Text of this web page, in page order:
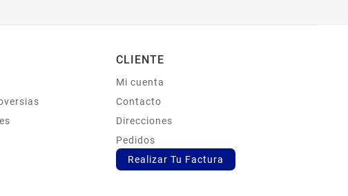
CLIENTE
Mi cuenta
Contacto
Direcciones
Pedidos
Realizar Tu Factura